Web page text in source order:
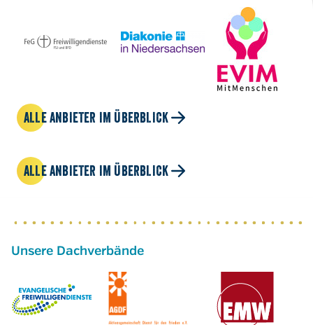
ALLE ANBIETER IM ÜBERBLICK
ALLE ANBIETER IM ÜBERBLICK